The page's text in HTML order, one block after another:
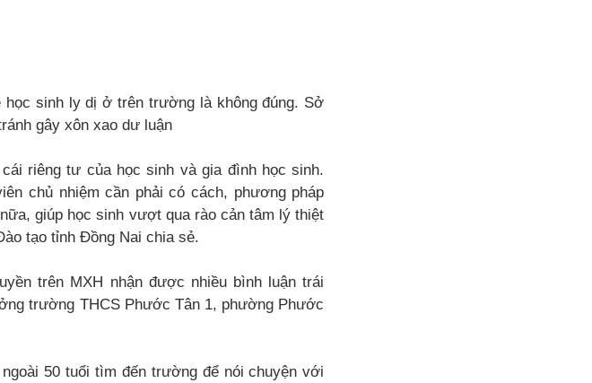
học sinh ly dị ở trên trường là không đúng. Sở
gây xôn xao dư luận
riêng tư của học sinh và gia đình học sinh.
chủ nhiệm cần phải có cách, phương pháp
giúp học sinh vượt qua rào cản tâm lý thiệt
tạo tỉnh Đồng Nai chia sẻ.
trên MXH nhận được nhiều bình luận trái
trường THCS Phước Tân 1, phường Phước
50 tuổi tìm đến trường để nói chuyện với